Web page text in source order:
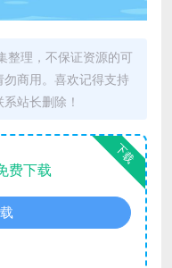
整理，不保证资源的可
商用。喜欢记得支持
站长删除！
下载
费下载